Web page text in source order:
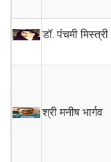
डॉ.पंचमी मिस्त्री
श्री मनीष भार्गव